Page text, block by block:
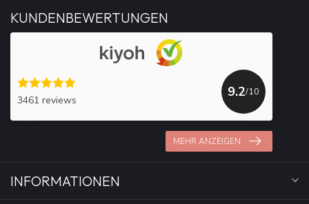
KUNDENBEWERTUNGEN
3461 reviews
9.2/10
MEHR ANZEIGEN
INFORMATIONEN